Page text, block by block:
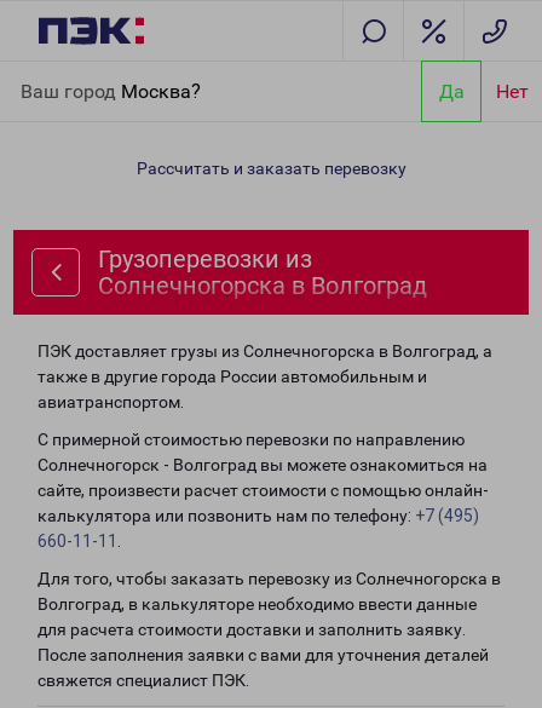
Ваш город Москва? Да Нет
Волгоград
Рассчитать и заказать перевозку
Грузоперевозки из
Солнечногорска в Волгоград
ПЭК доставляет грузы из Солнечногорска в Волгоград, а
также в другие города России автомобильным и
авиатранспортом.
С примерной стоимостью перевозки по направлению
Солнечногорск - Волгоград вы можете ознакомиться на
сайте, произвести расчет стоимости с помощью онлайн-
калькулятора или позвонить нам по телефону: +7 (495)
660-11-11
Для того, чтобы заказать перевозку из Солнечногорска в
Волгоград, в калькуляторе необходимо ввести данные
для расчета стоимости доставки и заполнить заявку.
После заполнения заявки с вами для уточнения деталей
свяжется специалист ПЭК.